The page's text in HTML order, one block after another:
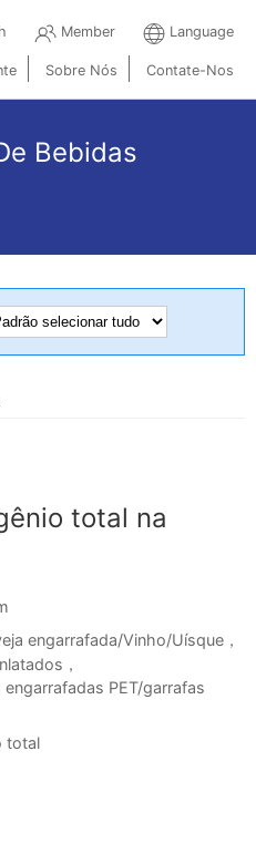
Member Language
Sobre Nós Contate-Nos
Bebidas
total na
engarrafada/Vinho/Uísque，
，
PET/garrafas
total